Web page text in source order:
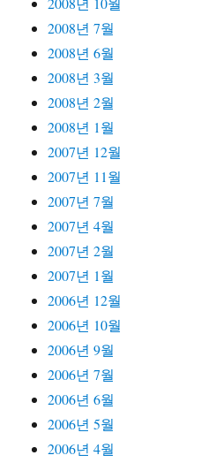
2008년 7월
2008년 6월
2008년 3월
2008년 2월
2008년 1월
2007년 12월
2007년 11월
2007년 7월
2007년 4월
2007년 2월
2007년 1월
2006년 12월
2006년 10월
2006년 9월
2006년 7월
2006년 6월
2006년 5월
2006년 4월